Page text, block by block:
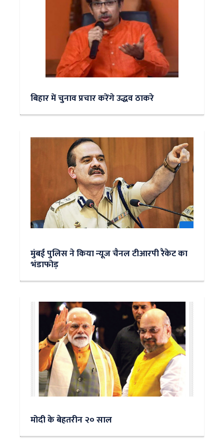
बिहार में चुनाव प्रचार करेंगे उद्धव ठाकरे
मुंबई पुलिस ने किया न्‍यूज चैनल टीआरपी रैकेट का
भंडाफोड़
मोदी के बेहतरीन २० साल